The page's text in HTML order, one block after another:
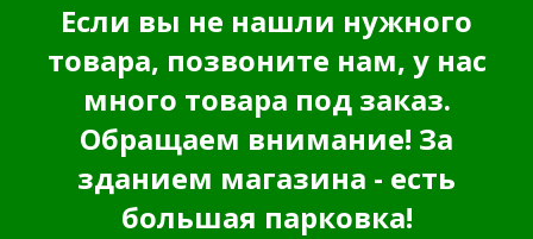
Если вы не нашли нужного
товара, позвоните нам, у нас
много товара под заказ.
Обращаем внимание! За
зданием магазина - есть
большая парковка!